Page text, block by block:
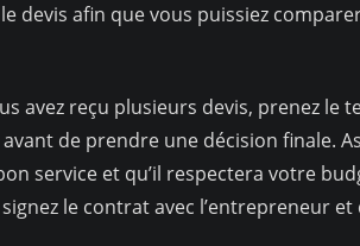
devis afin que vous puissiez
avez reçu plusieurs devis, prenez le
de prendre une décision finale.
service et qu’il respectera votre
le contrat avec l’entrepreneur et